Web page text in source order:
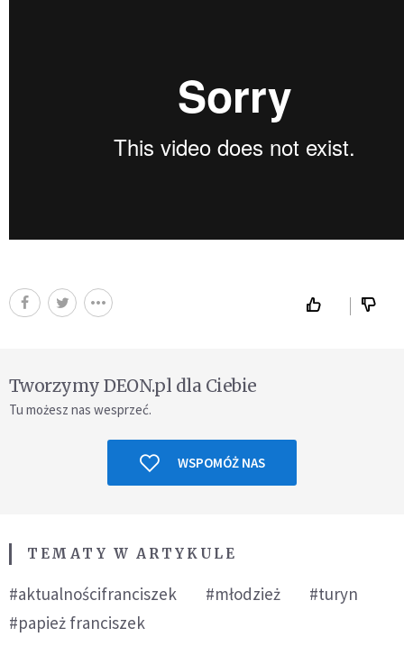
Tworzymy DEON.pl dla Ciebie
Tu możesz nas wesprzeć.
WSPOMÓŻ NAS
TEMATY W ARTYKULE
#aktualnościfranciszek #młodzież
#turyn
#papież franciszek